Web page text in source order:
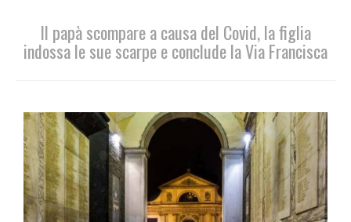
Il papà scompare a causa del Covid, la figlia
indossa le sue scarpe e conclude la Via Francisca